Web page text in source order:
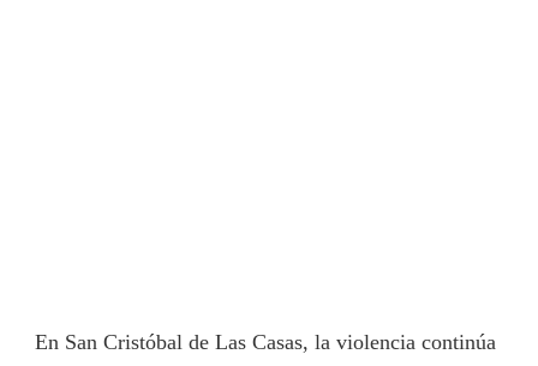
En San Cristóbal de Las Casas, la violencia continúa